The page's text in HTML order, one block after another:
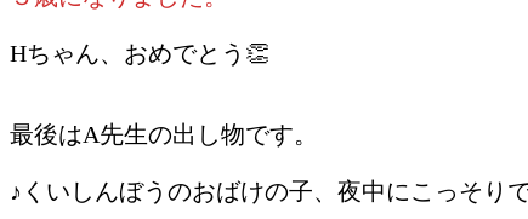
Hちゃん、おめでとう👏
最後はA先生の出し物です。
♪くいしんぼうのおばけの子、夜中にこっそり